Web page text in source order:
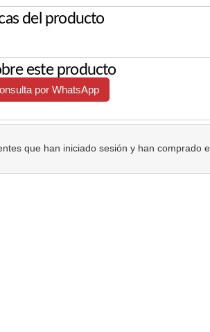
del producto
este producto
por WhatsApp
que han iniciado sesión y han comprado